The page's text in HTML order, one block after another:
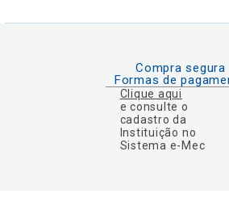
Compra segura
Formas de
Clique aqui
e consulte o
cadastro da
Instituição no
Sistema e-Mec